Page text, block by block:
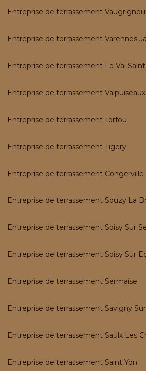
Entreprise de terrassement
Entreprise de terrassement Varennes
Entreprise de terrassement Le Val
Entreprise de terrassement Valpuiseaux
Entreprise de terrassement Torfou
Entreprise de terrassement Tigery
Entreprise de terrassement Congerville
Entreprise de terrassement Souzy La
Entreprise de terrassement Soisy Sur
Entreprise de terrassement Soisy Sur
Entreprise de terrassement Sermaise
Entreprise de terrassement Savigny
Entreprise de terrassement Saulx Les
Entreprise de terrassement Saint Yon